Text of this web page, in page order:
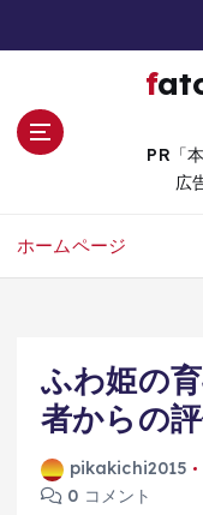
fatcowgames.n
PR「
広
ホームページ
ふわ姫の
者からの
pikakichi2015
0 コメント